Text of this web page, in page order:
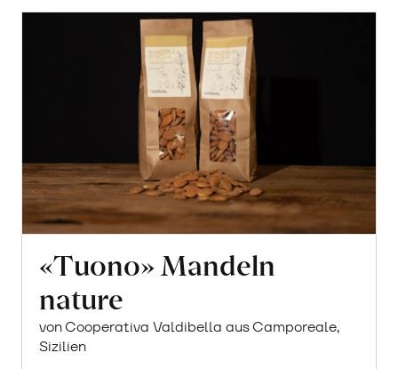
«Tuono» Mandeln
nature
von Cooperativa Valdibella aus Camporeale,
Sizilien